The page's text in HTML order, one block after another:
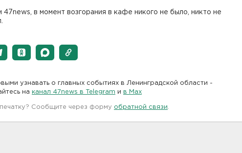
47news, в момент возгорания в кафе никого не было, никто не
узнавать о главных событиях в Ленинградской области -
на канал 47news в Telegram и в Maх
Сообщите через форму обратной связи